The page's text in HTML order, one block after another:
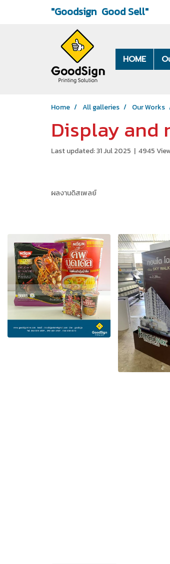
"Goodsign Good Sell"
HOME
Home All galleries Our Works
Display and
Last updated: 31 Jul 2025 | 4945
ผลงานดิสเพลย์